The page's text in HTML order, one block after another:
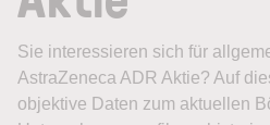
Sie interessieren sich für
AstraZeneca ADR Aktie? Auf
objektive Daten zum aktuellen